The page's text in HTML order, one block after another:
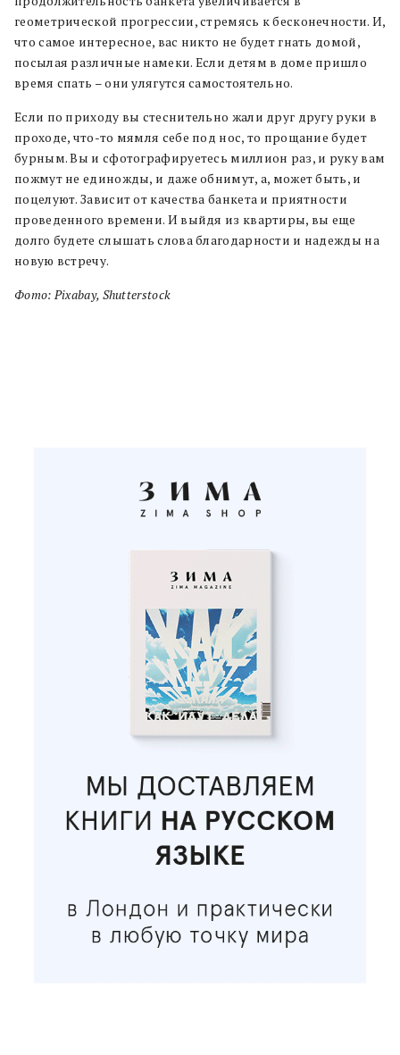
геометрической прогрессии, стремясь к бесконечности. И,
что самое интересное, вас никто не будет гнать домой,
посылая различные намеки. Если детям в доме пришло
время спать – они улягутся самостоятельно.
Если по приходу вы стеснительно жали друг другу руки в
проходе, что-то мямля себе под нос, то прощание будет
бурным. Вы и сфотографируетесь миллион раз, и руку вам
пожмут не единожды, и даже обнимут, а, может быть, и
поцелуют. Зависит от качества банкета и приятности
проведенного времени. И выйдя из квартиры, вы еще
долго будете слышать слова благодарности и надежды на
новую встречу.
Фото: Pixabay, Shutterstock